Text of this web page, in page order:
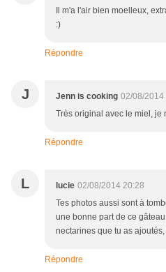
Il m'a l'air bien moelleux,
:)
Répondre
J Jenn is cooking 02/08/2014
Très original avec le miel, je
Répondre
L lucie 02/08/2014 20:28
Tes photos aussi sont à
une bonne part de ce
nectarines que tu as
Répondre